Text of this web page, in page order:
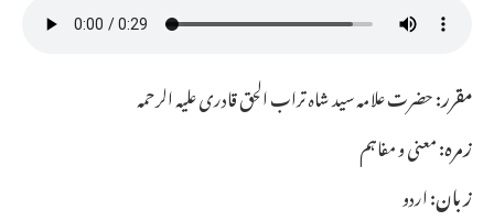
مقرر:حضرت علامہ سید شاہ تراب الحق قادری علیہ الرحمہ
زمرہ:معنی و مفاہم
زبان:اردو